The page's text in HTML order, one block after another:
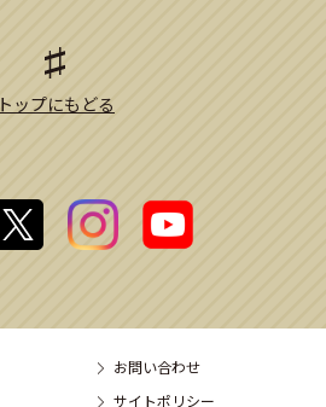
トップにもどる
お問い合わせ
サイトポリシー